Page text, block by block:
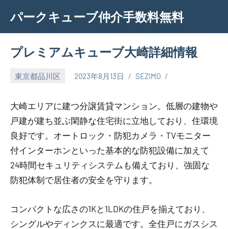
content
パークキューブ仲介手数料無料
プレミアムキューブ大崎詳細情報
東京都品川区 2023年8月13日 SEZIMO
大崎エリアに建つ分譲賃貸マンション。低層の建物や
戸建が建ち並ぶ閑静な住宅街に立地しており、住環境
良好です。オートロック・防犯カメラ・TVモニター
付インターホンといった基本的な防犯設備に加えて
24時間セキュリティシステムも備えており、強固な
防犯体制で居住者の安全を守ります。
コンパクトな広さの1Kと1LDKの住戸を揃えており、
シングルやディンクスに最適です。全住戸にガスシス